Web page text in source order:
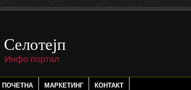
Селотејп
Инфо портал
ПОЧЕТНА МАРКЕТИНГ КОНТАКТ